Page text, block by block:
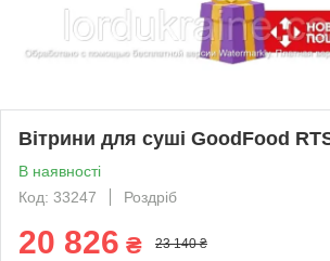
Вітрини для суші GoodFood
В наявності
Код: 33247
Роздріб
20 826 ₴ 23 140 ₴